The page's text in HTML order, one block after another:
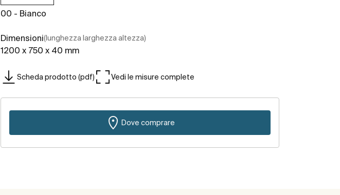
00 - Bianco
Dimensioni(lunghezza larghezza altezza)
1200 x 750 x 40 mm
Scheda prodotto (pdf) Vedi le misure complete
Dove comprare